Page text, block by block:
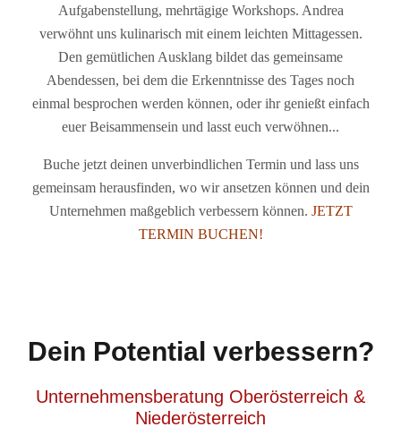
Aufgabenstellung, mehrtägige Workshops. Andrea
verwöhnt uns kulinarisch mit einem leichten Mittagessen.
Den gemütlichen Ausklang bildet das gemeinsame
Abendessen, bei dem die Erkenntnisse des Tages noch
einmal besprochen werden können, oder ihr genießt einfach
euer Beisammensein und lasst euch verwöhnen...
Buche jetzt deinen unverbindlichen Termin und lass uns
gemeinsam herausfinden, wo wir ansetzen können und dein
Unternehmen maßgeblich verbessern können. JETZT
TERMIN BUCHEN!
Dein Potential verbessern?
Unternehmensberatung Oberösterreich &
Niederösterreich